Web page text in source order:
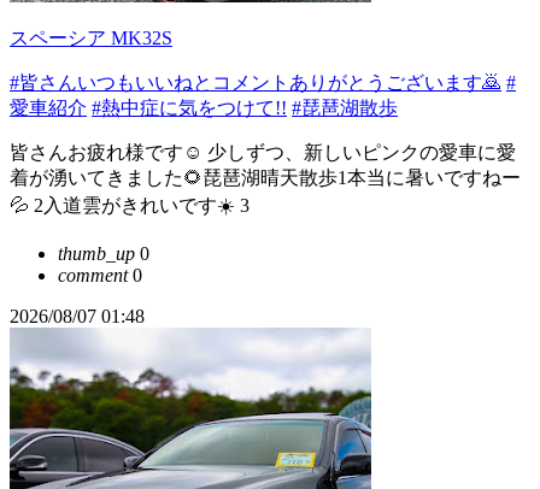
スペーシア MK32S
#皆さんいつもいいねとコメントありがとうございます🙇 #
愛車紹介 #熱中症に気をつけて!! #琵琶湖散歩
皆さんお疲れ様です☺️ 少しずつ、新しいピンクの愛車に愛
着が湧いてきました🌻琵琶湖晴天散歩1本当に暑いですねー
💦 2入道雲がきれいです☀️ 3
thumb_up 0
comment0
2026/08/07 01:48